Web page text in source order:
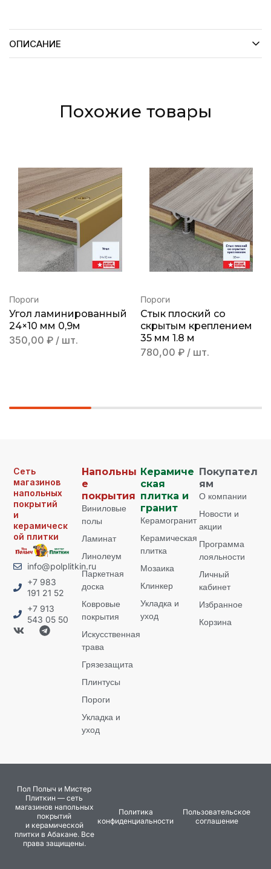
ОПИСАНИЕ
Похожие товары
Пороги
Угол ламинированный
24×10 мм 0,9м
350,00 ₽ / шт.
Пороги
Стык плоский со
скрытым креплением
35 мм 1.8 м
780,00 ₽ / шт.
Сеть
магазинов
напольных
покрытий
и
керамическ
ой плитки
info@polplitkin.ru
+7 983
191 21 52
+7 913
543 05 50
Напольны
е
покрытия
Виниловые
полы
Ламинат
Линолеум
Паркетная
доска
Ковровые
покрытия
Искусственная
трава
Грязезащита
Плинтусы
Пороги
Укладка и
уход
Керамиче
ская
плитка и
гранит
Керамогранит
Керамическая
плитка
Мозаика
Клинкер
Укладка и
уход
Покупател
ям
О компании
Новости и
акции
Программа
лояльности
Личный
кабинет
Избранное
Корзина
Пол Полыч и Мистер
Плиткин — сеть
магазинов напольных
покрытий
и керамической
плитки в Абакане. Все
права защищены.
Политика
конфиденциальности
Пользовательское
соглашение